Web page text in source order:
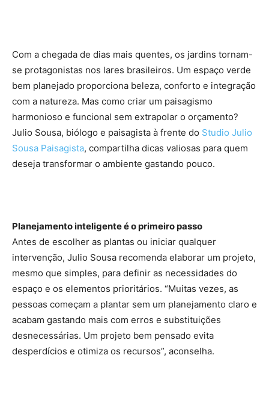
Com a chegada de dias mais quentes, os jardins tornam-
se protagonistas nos lares brasileiros. Um espaço verde
bem planejado proporciona beleza, conforto e integração
com a natureza. Mas como criar um paisagismo
harmonioso e funcional sem extrapolar o orçamento?
Julio Sousa, biólogo e paisagista à frente do Studio Julio
Sousa Paisagista, compartilha dicas valiosas para quem
deseja transformar o ambiente gastando pouco.
Planejamento inteligente é o primeiro passo
Antes de escolher as plantas ou iniciar qualquer
intervenção, Julio Sousa recomenda elaborar um projeto,
mesmo que simples, para definir as necessidades do
espaço e os elementos prioritários. “Muitas vezes, as
pessoas começam a plantar sem um planejamento claro e
acabam gastando mais com erros e substituições
desnecessárias. Um projeto bem pensado evita
desperdícios e otimiza os recursos”, aconselha.